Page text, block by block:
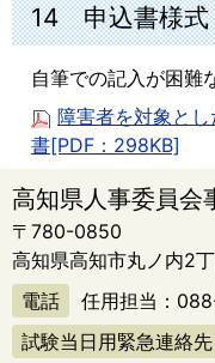
14 申込書様式
自筆での記入が困難
障害者を対象と
書[PDF：298KB]
高知県人事委員会
〒780-0850
高知県高知市丸ノ内2
電話
任用担当：
試験当日用緊急連絡先